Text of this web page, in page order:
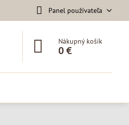
Panel používateľa
Nákupný košík
0 €